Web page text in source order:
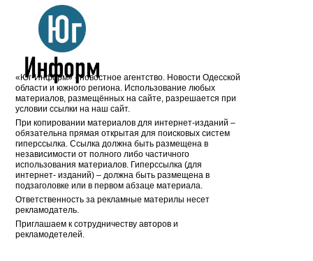
«Юг-Информ» - новостное агентство. Новости Одесской
области и южного региона. Использование любых
материалов, размещённых на сайте, разрешается при
условии ссылки на наш сайт.
При копировании материалов для интернет-изданий –
обязательна прямая открытая для поисковых систем
гиперссылка. Ссылка должна быть размещена в
независимости от полного либо частичного
использования материалов. Гиперссылка (для
интернет- изданий) – должна быть размещена в
подзаголовке или в первом абзаце материала.
Ответственность за рекламные материлы несет
рекламодатель.
Приглашаем к сотрудничеству авторов и
рекламодетелей.